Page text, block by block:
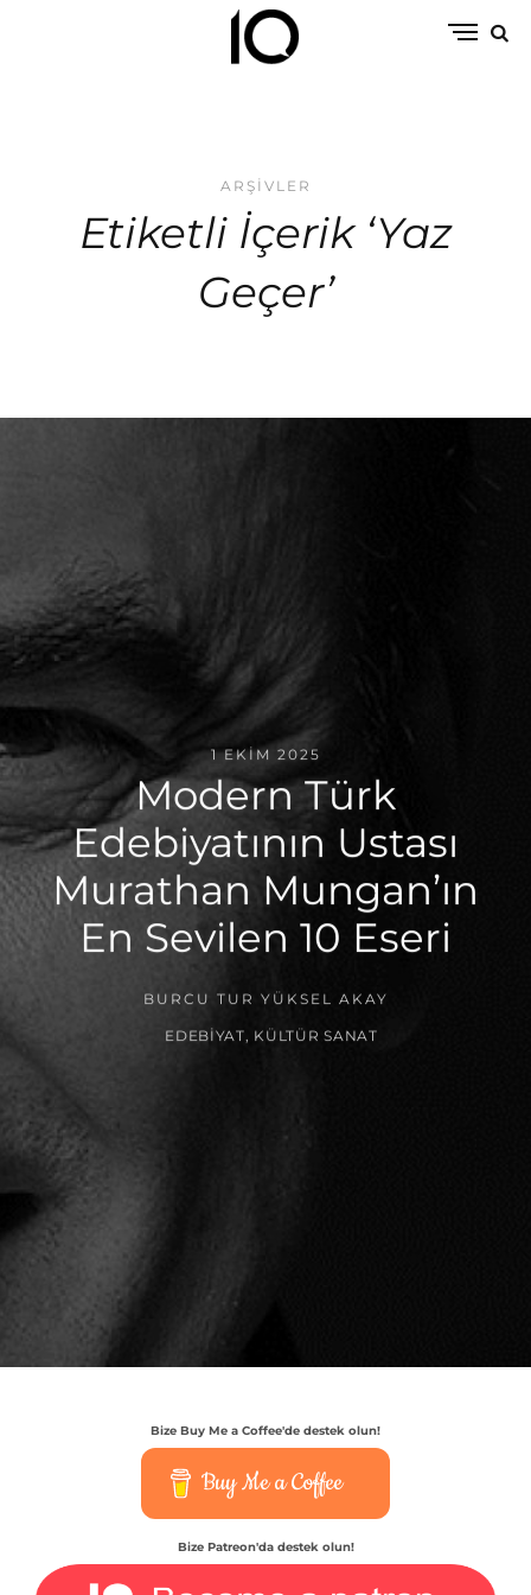
ARŞIVLER
Etiketli İçerik ‘Yaz
Geçer’
1 EKIM 2025
Modern Türk
Edebiyatının Ustası
Murathan Mungan’ın
En Sevilen 10 Eseri
BURCU TUR YÜKSEL AKAY
EDEBIYAT KÜLTÜR SANAT
Bize Buy Me a Coffee'de destek olun!
Buy Me a Coffee
Bize Patreon'da destek olun!